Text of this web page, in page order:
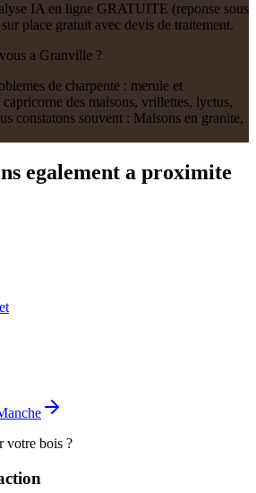
IA en ligne GRATUITE (reponse sous
place gratuit avec devis de traitement.
a Granville ?
de charpente : merule et
des maisons, vrillettes, lyctus,
constatons souvent : Maisons en granite,
egalement a proximite
votre bois ?